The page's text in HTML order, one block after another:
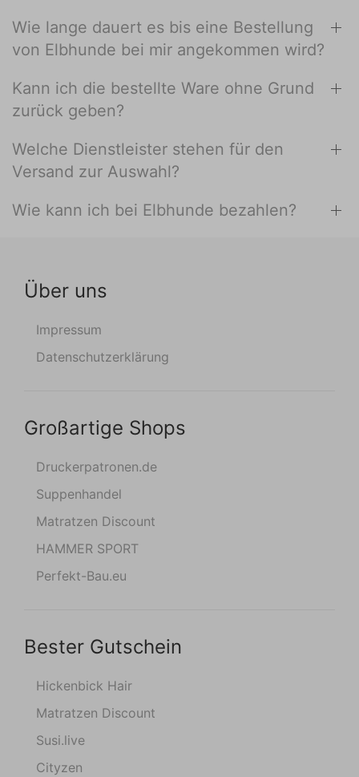
Wie lange dauert es bis eine Bestellung
von Elbhunde bei mir angekommen wird?
Kann ich die bestellte Ware ohne Grund
zurück geben?
Welche Dienstleister stehen für den
Versand zur Auswahl?
Wie kann ich bei Elbhunde bezahlen?
Über uns
Impressum
Datenschutzerklärung
Großartige Shops
Druckerpatronen.de
Suppenhandel
Matratzen Discount
HAMMER SPORT
Perfekt-Bau.eu
Bester Gutschein
Hickenbick Hair
Matratzen Discount
Susi.live
Cityzen